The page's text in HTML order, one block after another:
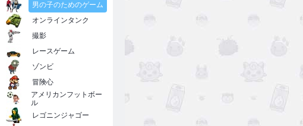
男の子のためのゲーム
オンラインタンク
撮影
レースゲーム
ゾンビ
冒険心
アメリカンフットボー
ル
レゴニンジャゴー